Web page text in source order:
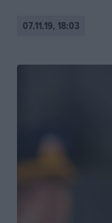
07.11.19, 18:03